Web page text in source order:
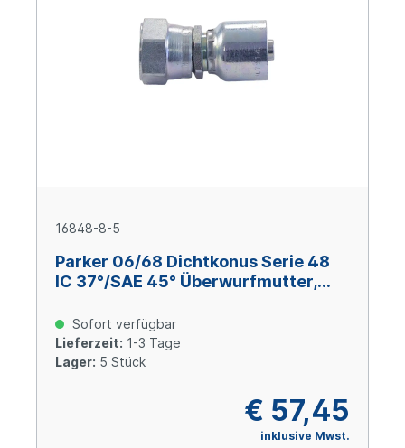
16848-8-5
Parker 06/68 Dichtkonus Serie 48
IC 37°/SAE 45° Überwurfmutter,
verzinkt Cr(VI)-frei
Sofort verfügbar
Lieferzeit: 1-3 Tage
Lager: 5 Stück
€ 57,45
inklusive Mwst.